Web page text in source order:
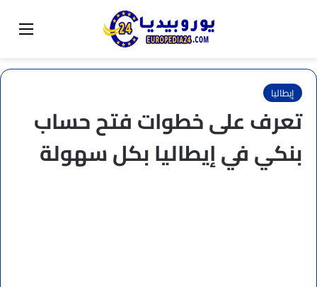
تبديل المظهر
إيطاليا
تعرف على خطوات فتح حساب
بنكي في إيطاليا بكل سهولة